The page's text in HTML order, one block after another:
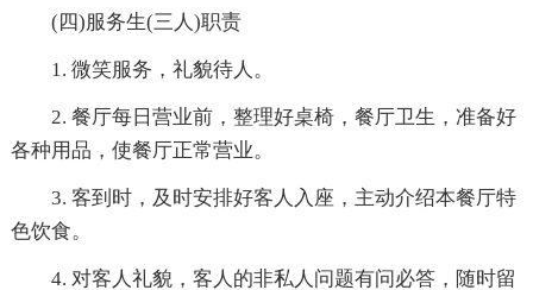
(四)服务生(三人)职责
1. 微笑服务，礼貌待人。
2. 餐厅每日营业前，整理好桌椅，餐厅卫生，准备好
各种用品，使餐厅正常营业。
3. 客到时，及时安排好客人入座，主动介绍本餐厅特
色饮食。
4. 对客人礼貌，客人的非私人问题有问必答，随时留